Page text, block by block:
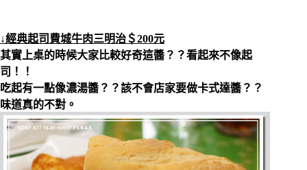
↓經典起司費城牛肉三明治＄200元
其實上桌的時候大家比較好奇這醬？？看起來不像起
司！！
吃起有一點像濃湯醬？？該不會店家要做卡式達醬？？
味道真的不對。